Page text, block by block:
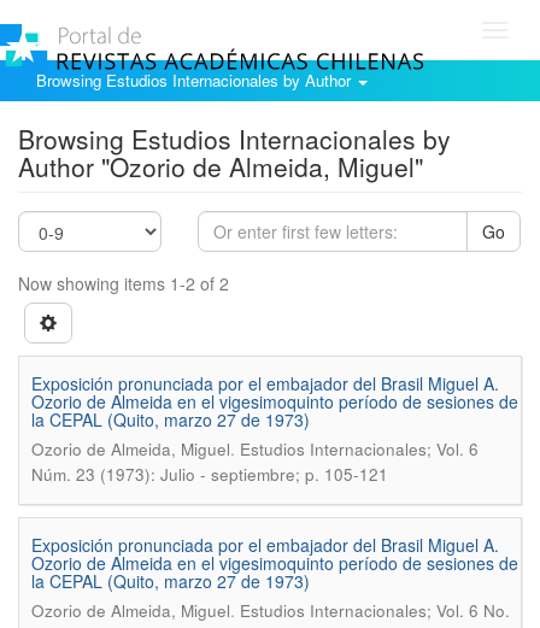
Browsing Estudios Internacionales by Author
Browsing Estudios Internacionales by
Author "Ozorio de Almeida, Miguel"
Go
Now showing items 1-2 of 2
Exposición pronunciada por el embajador del Brasil Miguel A.
Ozorio de Almeida en el vigesimoquinto período de sesiones de
la CEPAL (Quito, marzo 27 de 1973)
Ozorio de Almeida, Miguel. Estudios Internacionales; Vol. 6
Núm. 23 (1973): Julio - septiembre; p. 105-121
Exposición pronunciada por el embajador del Brasil Miguel A.
Ozorio de Almeida en el vigesimoquinto período de sesiones de
la CEPAL (Quito, marzo 27 de 1973)
Ozorio de Almeida, Miguel. Estudios Internacionales; Vol. 6 No.